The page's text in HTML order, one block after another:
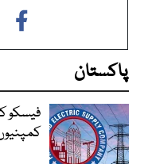
پاکستان